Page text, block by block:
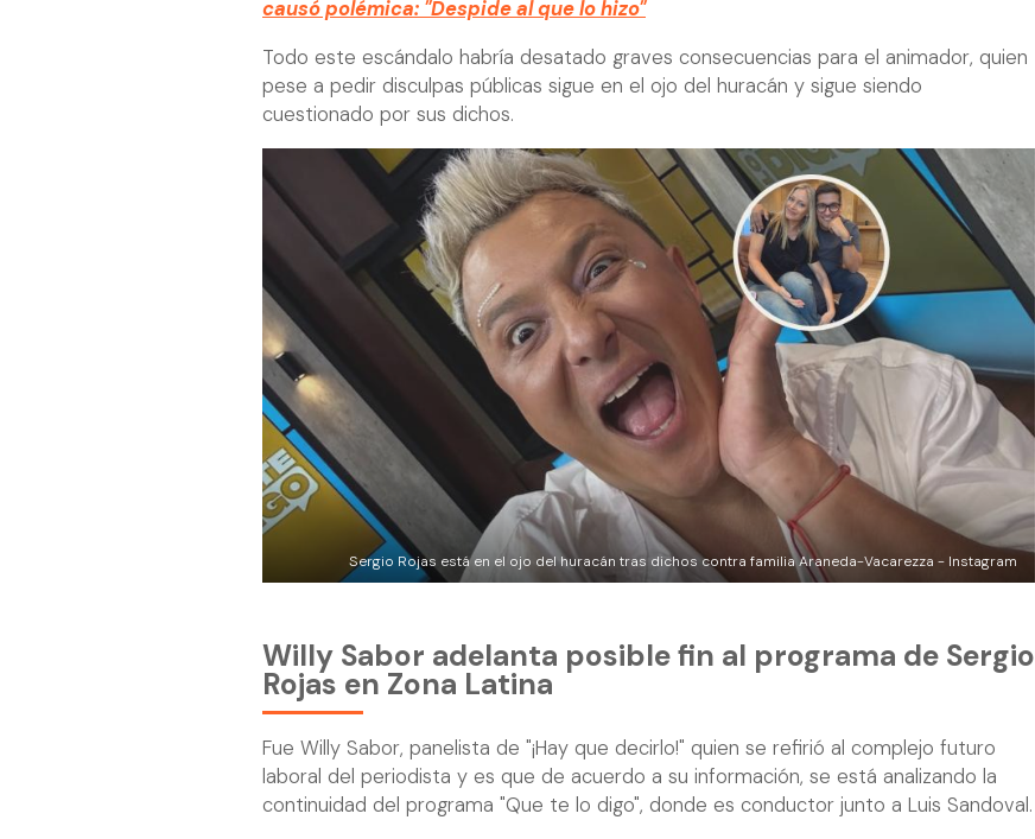
causó polémica: "Despide al que lo hizo"
Todo este escándalo habría desatado graves consecuencias para el animador, quien
pese a pedir disculpas públicas sigue en el ojo del huracán y sigue siendo
cuestionado por sus dichos.
Sergio Rojas está en el ojo del huracán tras dichos contra familia Araneda-Vacarezza - Instagram
Willy Sabor adelanta posible fin al programa de Sergio
Rojas en Zona Latina
Fue Willy Sabor, panelista de "¡Hay que decirlo!" quien se refirió al complejo futuro
laboral del periodista y es que de acuerdo a su información, se está analizando la
continuidad del programa "Que te lo digo", donde es conductor junto a Luis Sandoval.